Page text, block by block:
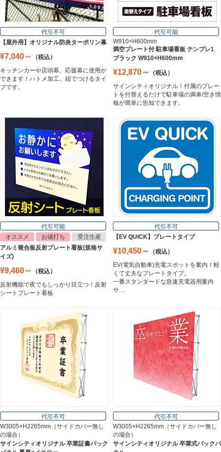
フレーム／看板枠
Frame
Magnet Sheet
インクジェットメディア
Inkjet Media
看板照明
Lighting Equipment
トラスコ中山
Trusco Nakayama
インテリア
Interior
オフィス用品
Office Supplies
ステンレス切文字
Stainless Sign
代引不可
【屋外用】オリジナル防炎ターポリン幕
¥7,040～
（税込）
キッチンカーや店頭幕、応援幕に使用が
できます！ハトメ加工。紐でつけるタイ
プです。
代引可能
W910×H600mm
満空プレート付 駐車場看板 テンプレ1
ブラック W910×H600mm
¥12,870～
（税込）
サインシティオリジナル！付属のプレー
トを付替えるだけで駐車場の満車/空き情
報が簡単に告知できます。
代引可能
オススメ
お値打ち
受注生産
アルミ複合板反射プレート看板(規格サ
イズ)
¥9,460～
（税込）
反射機能で夜でもしっかり目立つ！反射
シートプレート看板
代引不可
【EV QUICK】プレートタイプ
¥10,450～
（税込）
EV(電気自動車)充電スポットを案内！軽
くて丈夫なプレートタイプ。
一番スタンダードな急速充電器用案内
サ…
代引不可
W3005×H2265mm（サイドカバー無し
の場合）
サインシティオリジナル 卒業証書バック
代引不可
W3005×H2265mm（サイドカバー無し
の場合）
サインシティオリジナル 卒業式バックパ